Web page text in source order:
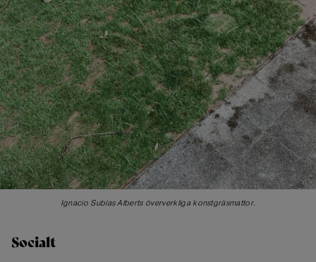
Ignacio Subías Alberts öververkliga konstgräsmattor.
Socialt